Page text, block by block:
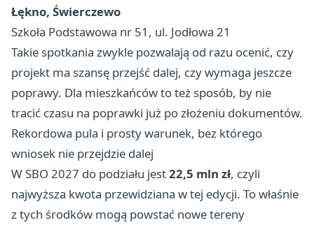
Łękno, Świerczewo
Szkoła Podstawowa nr 51, ul. Jodłowa 21
Takie spotkania zwykle pozwalają od razu ocenić, czy
projekt ma szansę przejść dalej, czy wymaga jeszcze
poprawy. Dla mieszkańców to też sposób, by nie
tracić czasu na poprawki już po złożeniu dokumentów.
Rekordowa pula i prosty warunek, bez którego
wniosek nie przejdzie dalej
W SBO 2027 do podziału jest22,5 mln zł, czyli
najwyższa kwota przewidziana w tej edycji. To właśnie
z tych środków mogą powstać nowe tereny